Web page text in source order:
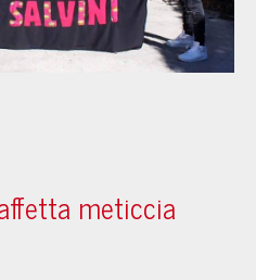
meticcia